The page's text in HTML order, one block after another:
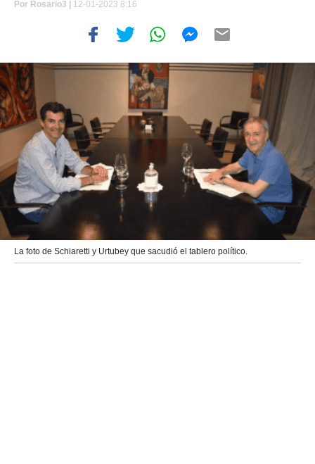
Por Rosario3 | 12-01-2023 8:16
La foto de Schiaretti y Urtubey que sacudió el tablero político.